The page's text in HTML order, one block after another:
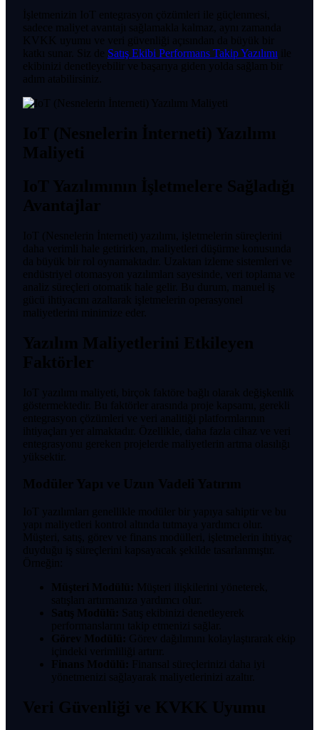
İşletmenizin IoT entegrasyon çözümleri ile güçlenmesi,
sadece maliyet avantajı sağlamakla kalmaz, aynı zamanda
KVKK uyumu ve veri güvenliği açısından da büyük bir
katkı sunar. Siz de Satış Ekibi Performans Takip Yazılımı ile
ekibinizi denetleyebilir ve başarıya giden yolda sağlam bir
adım atabilirsiniz.
IoT (Nesnelerin İnterneti) Yazılımı
Maliyeti
IoT Yazılımının İşletmelere Sağladığı
Avantajlar
IoT (Nesnelerin İnterneti) yazılımı, işletmelerin süreçlerini
daha verimli hale getirirken, maliyetleri düşürme konusunda
da büyük bir rol oynamaktadır. Uzaktan izleme sistemleri ve
endüstriyel otomasyon yazılımları sayesinde, veri toplama ve
analiz süreçleri otomatik hale gelir. Bu durum, manuel iş
gücü ihtiyacını azaltarak işletmelerin operasyonel
maliyetlerini minimize eder.
Yazılım Maliyetlerini Etkileyen
Faktörler
IoT yazılımı maliyeti, birçok faktöre bağlı olarak değişkenlik
göstermektedir. Bu faktörler arasında proje kapsamı, gerekli
entegrasyon çözümleri ve veri analitiği platformlarının
ihtiyaçları yer almaktadır. Özellikle, daha fazla cihaz ve veri
entegrasyonu gereken projelerde maliyetlerin artma olasılığı
yüksektir.
Modüler Yapı ve Uzun Vadeli Yatırım
IoT yazılımları genellikle modüler bir yapıya sahiptir ve bu
yapı maliyetleri kontrol altında tutmaya yardımcı olur.
Müşteri, satış, görev ve finans modülleri, işletmelerin ihtiyaç
duyduğu iş süreçlerini kapsayacak şekilde tasarlanmıştır.
Örneğin:
Müşteri Modülü: Müşteri ilişkilerini yöneterek,
satışları artırmanıza yardımcı olur.
Satış Modülü: Satış ekibinizi denetleyerek
performanslarını takip etmenizi sağlar.
Görev Modülü: Görev dağılımını kolaylaştırarak ekip
içindeki verimliliği artırır.
Finans Modülü: Finansal süreçlerinizi daha iyi
yönetmenizi sağlayarak maliyetlerinizi azaltır.
Veri Güvenliği ve KVKK Uyumu